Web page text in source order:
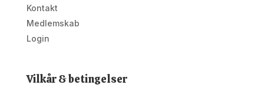
Kontakt
Medlemskab
Login
Vilkår & betingelser